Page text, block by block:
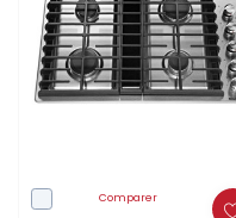
Comparer